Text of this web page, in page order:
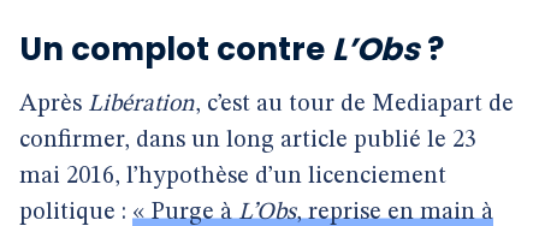
Un complot contreL’Obs?
Après Libération, c’est au tour de Mediapart de
confirmer, dans un long article publié le 23
mai 2016, l’hypothèse d’un licenciement
politique : « Purge àL’Obs, reprise en main à